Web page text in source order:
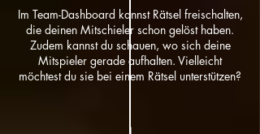
Im Team-Dashboard kannst Rätsel freischalten,
die deinen Mitschieler schon gelöst haben.
Zudem kannst du schauen, wo sich deine
Mitspieler gerade aufhalten. Vielleicht
möchtest du sie bei einem Rätsel unterstützen?